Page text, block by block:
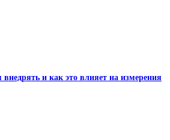
внедрять и как это влияет на измерения